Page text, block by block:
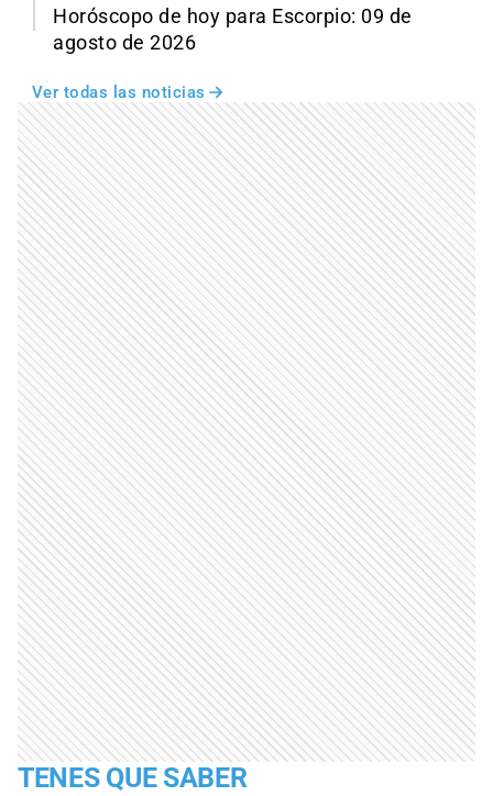
Horóscopo de hoy para Escorpio: 09 de
agosto de 2026
Ver todas las noticias
TENES QUE SABER